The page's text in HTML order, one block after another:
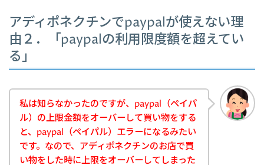
アディポネクチンでpaypalが使えない理
由２．「paypalの利用限度額を超えてい
る」
私は知らなかったのですが、paypal（ペイパ
ル）の上限金額をオーバーして買い物をする
と、paypal（ペイパル）エラーになるみたい
です。なので、アディポネクチンのお店で買
い物をした時に上限をオーバーしてしまった